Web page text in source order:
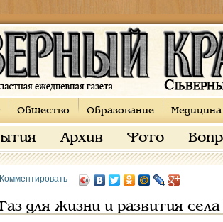
Общество Образование Медицина
Архив Фото
Комментировать
Газ для жизни и развития села